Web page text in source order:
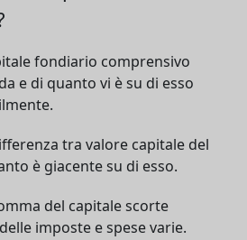
fondiario comprensivo
e di quanto vi è su di esso
tra valore capitale del
è giacente su di esso.
del capitale scorte
imposte e spese varie.